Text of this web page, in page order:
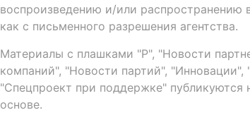
воспроизведению и/или
как с письменного разрешения агентства.
Материалы с плашками "Р", "Новости
компаний", "Новости партий", "Инновации",
"Спецпроект при поддержке" публикуются
основе.